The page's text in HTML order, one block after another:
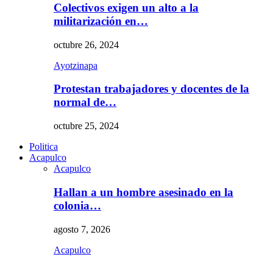
Colectivos exigen un alto a la
militarización en…
octubre 26, 2024
Ayotzinapa
Protestan trabajadores y docentes de la
normal de…
octubre 25, 2024
Politica
Acapulco
Acapulco
Hallan a un hombre asesinado en la
colonia…
agosto 7, 2026
Acapulco